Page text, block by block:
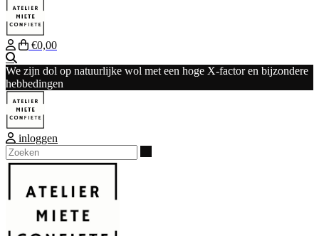
€0,00
We zijn dol op natuurlijke wol met een hoge X-factor en bijzondere
hebbedingen
inloggen